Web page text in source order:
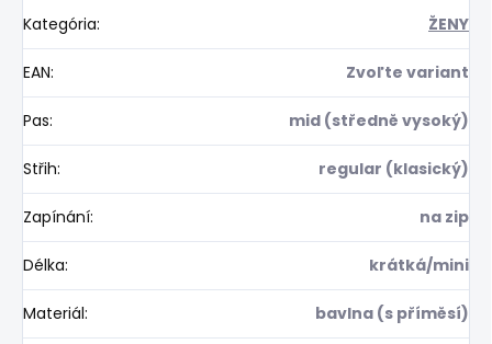
Kategória: ŽENY
EAN: Zvoľte variant
Pas: mid (středně vysoký)
Střih: regular (klasický)
Zapínání: na zip
Délka: krátká/mini
Materiál: bavlna (s příměsí)